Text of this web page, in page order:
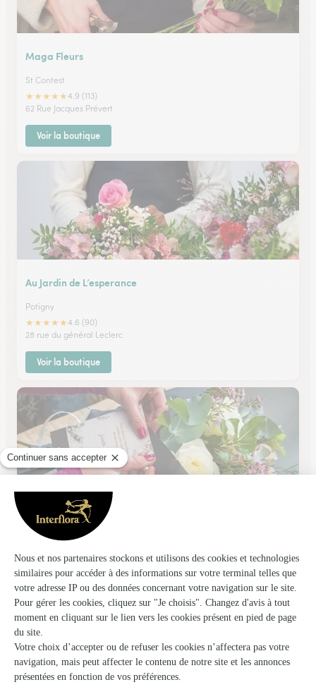
Maga Fleurs
St Contest
★★★★★4.9 (113)
62 Rue Jacques Prévert
Voir la boutique
Au Jardin de L’esperance
Potigny
★★★★★4.6 (90)
28 rue du général Leclerc
Voir la boutique
Ouistreham
22, avenue de la Mer
Voir la boutique